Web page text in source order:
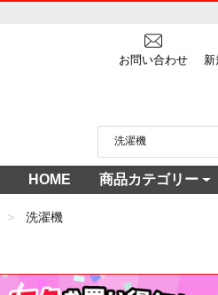
お問い合わせ
HOME
商品カテゴリー
洗濯機